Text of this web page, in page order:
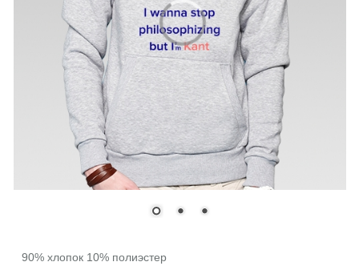
90% хлопок 10% полиэстер